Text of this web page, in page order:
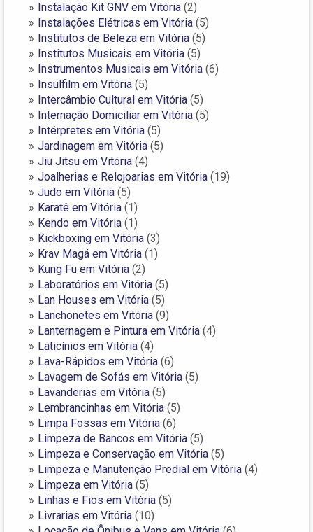
Instalação Kit GNV em Vitória (2)
Instalações Elétricas em Vitória (5)
Institutos de Beleza em Vitória (5)
Institutos Musicais em Vitória (5)
Instrumentos Musicais em Vitória (6)
Insulfilm em Vitória (5)
Intercâmbio Cultural em Vitória (5)
Internação Domiciliar em Vitória (5)
Intérpretes em Vitória (5)
Jardinagem em Vitória (5)
Jiu Jitsu em Vitória (4)
Joalherias e Relojoarias em Vitória (19)
Judo em Vitória (5)
Karatê em Vitória (1)
Kendo em Vitória (1)
Kickboxing em Vitória (3)
Krav Magá em Vitória (1)
Kung Fu em Vitória (2)
Laboratórios em Vitória (5)
Lan Houses em Vitória (5)
Lanchonetes em Vitória (9)
Lanternagem e Pintura em Vitória (4)
Laticínios em Vitória (4)
Lava-Rápidos em Vitória (6)
Lavagem de Sofás em Vitória (5)
Lavanderias em Vitória (5)
Lembrancinhas em Vitória (5)
Limpa Fossas em Vitória (6)
Limpeza de Bancos em Vitória (5)
Limpeza e Conservação em Vitória (5)
Limpeza e Manutenção Predial em Vitória (4)
Limpeza em Vitória (5)
Linhas e Fios em Vitória (5)
Livrarias em Vitória (10)